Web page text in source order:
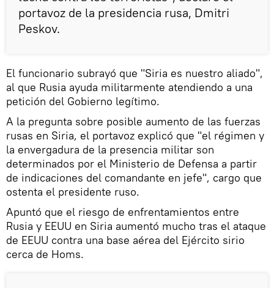
portavoz de la presidencia rusa, Dmitri
Peskov.
El funcionario subrayó que "Siria es nuestro aliado",
al que Rusia ayuda militarmente atendiendo a una
petición del Gobierno legítimo.
A la pregunta sobre posible aumento de las fuerzas
rusas en Siria, el portavoz explicó que "el régimen y
la envergadura de la presencia militar son
determinados por el Ministerio de Defensa a partir
de indicaciones del comandante en jefe", cargo que
ostenta el presidente ruso.
Apuntó que el riesgo de enfrentamientos entre
Rusia y EEUU en Siria aumentó mucho tras el ataque
de EEUU contra una base aérea del Ejército sirio
cerca de Homs.